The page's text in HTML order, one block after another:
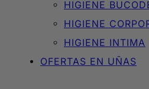
HIGIENE
HIGIENE
HIGIENE INTIMA
OFERTAS EN UÑAS